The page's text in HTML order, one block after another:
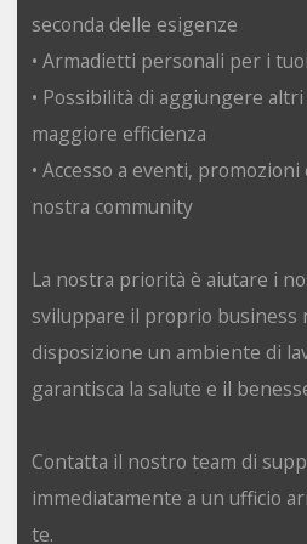
seconda delle esigenze
• Armadietti personali per i
• Possibilità di aggiungere
maggiore efficienza
• Accesso a eventi,
nostra community
La nostra priorità è aiutare i
sviluppare il proprio business
disposizione un ambiente di
garantisca la salute e il
Contatta il nostro team di
immediatamente a un ufficio
te.